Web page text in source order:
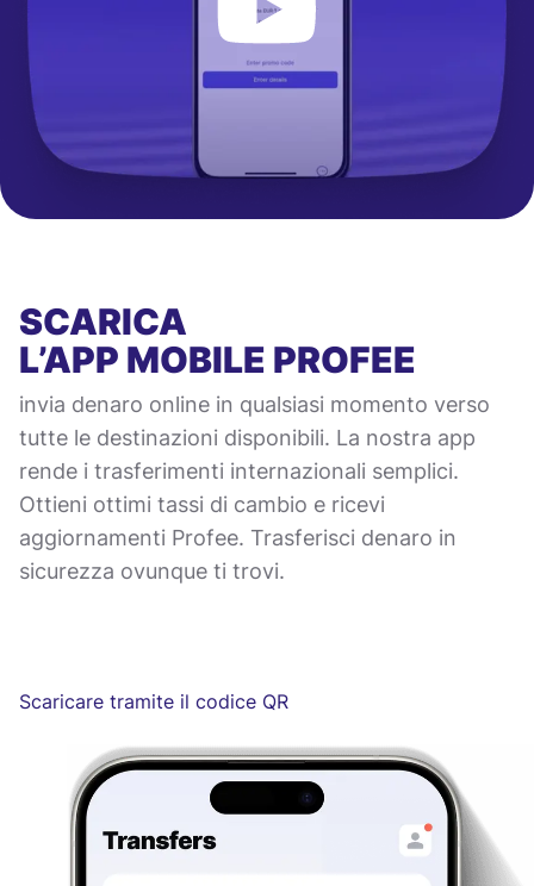
SCARICA
L’APP MOBILE PROFEE
invia denaro online in qualsiasi momento verso
tutte le destinazioni disponibili. La nostra app
rende i trasferimenti internazionali semplici.
Ottieni ottimi tassi di cambio e ricevi
aggiornamenti Profee. Trasferisci denaro in
sicurezza ovunque ti trovi.
Scaricare tramite il codice QR